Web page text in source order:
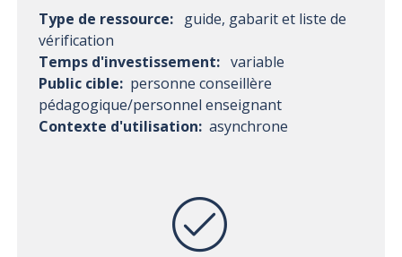
Type de ressource: guide, gabarit et liste de
vérification
Temps d'investissement: variable
Public cible: ​​personne conseillère
pédagogique/personnel enseignant​
Contexte d'utilisation: ​​asynchrone​